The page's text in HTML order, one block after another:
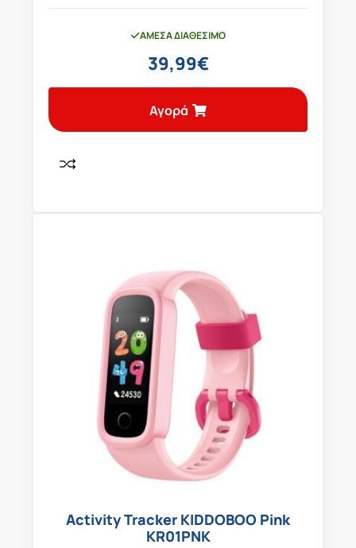
ΆΜΕΣΑ ΔΙΑΘΈΣΙΜΟ
39,99€
Αγορά
Activity Tracker KIDDOBOO Pink
KR01PNK